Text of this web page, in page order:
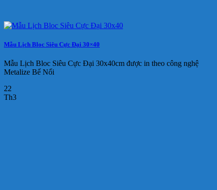
Mẫu Lịch Bloc Siêu Cực Đại 30×40
Mẫu Lịch Bloc Siêu Cực Đại 30x40cm được in theo công nghệ
Metalize Bế Nổi
22
Th3